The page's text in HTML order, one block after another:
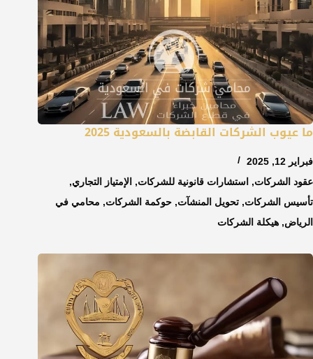
ما عيوب الشركات القابضة بالسعودية 2025
فبراير 12, 2025
عقود الشركات, استشارات قانونية للشركات, الإمتياز التجاري,
تأسيس الشركات, تحويل المنشآت, حوكمة الشركات, محامي في
الرياض, هيكلة الشركات